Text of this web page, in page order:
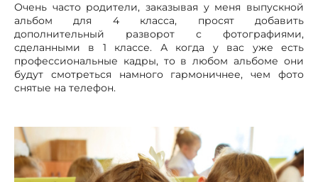
Очень часто родители, заказывая у меня выпускной
альбом для 4 класса, просят добавить
дополнительный разворот с фотографиями,
сделанными в 1 классе. А когда у вас уже есть
профессиональные кадры, то в любом альбоме они
будут смотреться намного гармоничнее, чем фото
снятые на телефон.